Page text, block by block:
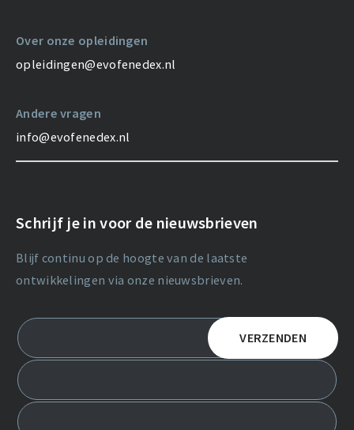
Over onze opleidingen
opleidingen@evofenedex.nl
Andere vragen
info@evofenedex.nl
Schrijf je in voor de nieuwsbrieven
Blijf continu op de hoogte van de laatste
ontwikkelingen via onze nieuwsbrieven.